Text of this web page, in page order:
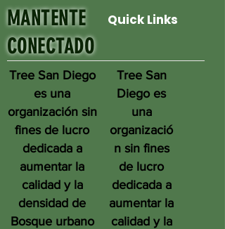
MANTENTE
CONECTADO
Quick Links
Tree San Diego
es una
organización sin
fines de lucro
dedicada a
aumentar la
calidad y la
densidad de
Bosque urbano
Tree San
Diego es
una
organizació
n sin fines
de lucro
dedicada a
aumentar la
calidad y la